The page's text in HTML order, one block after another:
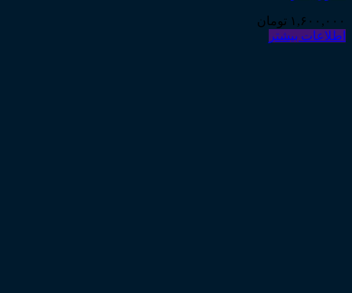
۱,۶۰۰,۰۰۰ تومان
اطلاعات بیشتر